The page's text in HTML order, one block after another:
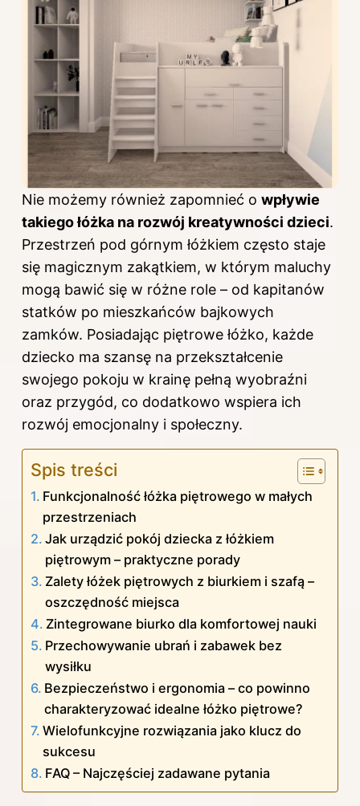
Nie możemy również zapomnieć o wpływie
takiego łóżka na rozwój kreatywności dzieci.
Przestrzeń pod górnym łóżkiem często staje
się magicznym zakątkiem, w którym maluchy
mogą bawić się w różne role – od kapitanów
statków po mieszkańców bajkowych
zamków. Posiadając piętrowe łóżko, każde
dziecko ma szansę na przekształcenie
swojego pokoju w krainę pełną wyobraźni
oraz przygód, co dodatkowo wspiera ich
rozwój emocjonalny i społeczny.
Spis treści
Funkcjonalność łóżka piętrowego w małych
przestrzeniach
Jak urządzić pokój dziecka z łóżkiem
piętrowym – praktyczne porady
Zalety łóżek piętrowych z biurkiem i szafą –
oszczędność miejsca
Zintegrowane biurko dla komfortowej nauki
Przechowywanie ubrań i zabawek bez
wysiłku
Bezpieczeństwo i ergonomia – co powinno
charakteryzować idealne łóżko piętrowe?
Wielofunkcyjne rozwiązania jako klucz do
sukcesu
FAQ – Najczęściej zadawane pytania